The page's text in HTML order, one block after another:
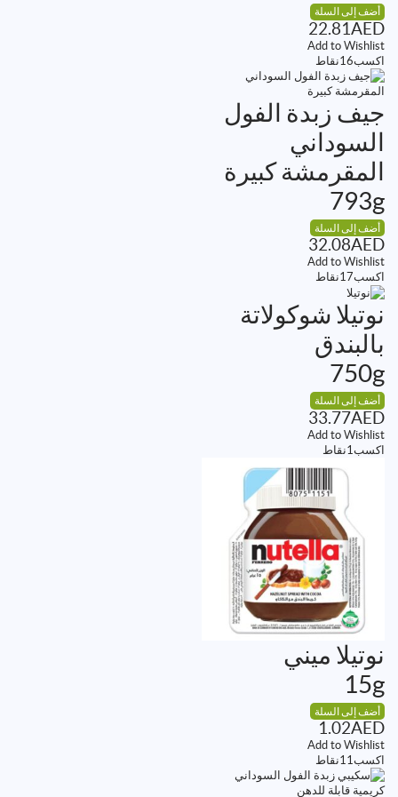
أضف إلى السلة
22.81AED
Add to Wishlist
اكسب16نقاط
جيف زبدة الفول
السوداني
المقرمشة كبيرة
793g
أضف إلى السلة
32.08AED
Add to Wishlist
اكسب17نقاط
نوتيلا شوكولاتة
بالبندق
750g
أضف إلى السلة
33.77AED
Add to Wishlist
اكسب 1نقاط
نوتيلا ميني
15g
أضف إلى السلة
1.02AED
Add to Wishlist
اكسب11نقاط